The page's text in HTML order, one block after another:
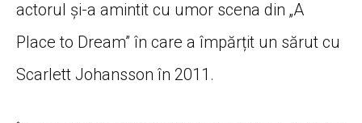
actorul și-a amintit cu umor scena din „A
Place to Dream” în care a împărțit un sărut cu
Scarlett Johansson în 2011.